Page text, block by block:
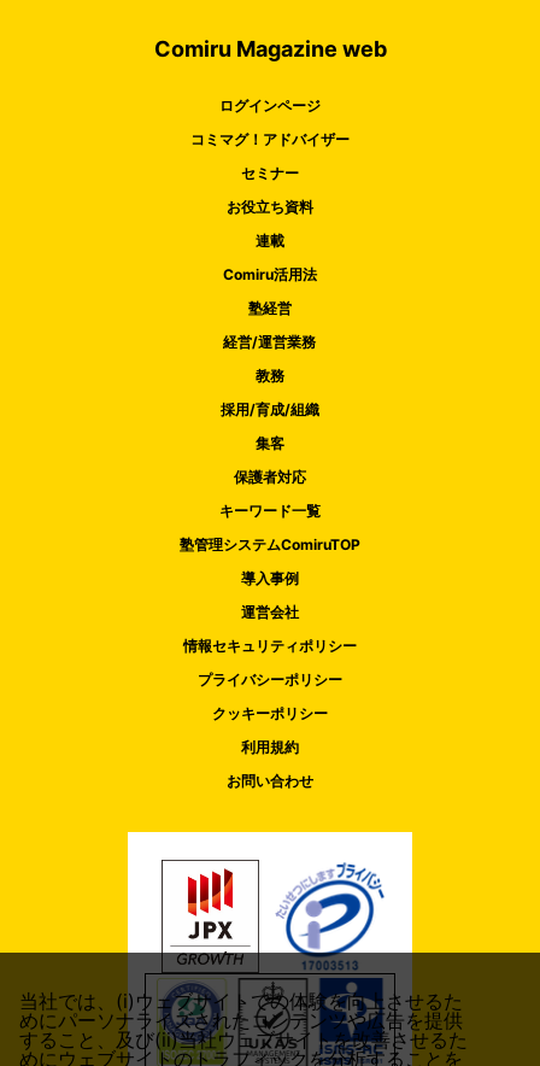
Comiru Magazine web
ログインページ
コミマグ！アドバイザー
セミナー
お役立ち資料
連載
Comiru活用法
塾経営
経営/運営業務
教務
採用/育成/組織
集客
保護者対応
キーワード一覧
塾管理システムComiruTOP
導入事例
運営会社
情報セキュリティポリシー
プライバシーポリシー
クッキーポリシー
利用規約
お問い合わせ
当社では、(i)ウェブサイトでの体験を向上させるた
めにパーソナライズされたコンテンツや広告を提供
すること、及び(ii)当社ウェブサイトを改善させるた
めにウェブサイトのトラフィックを分析することを